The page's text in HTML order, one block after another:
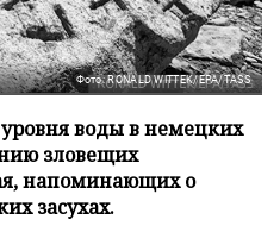
Фото: RONALD WITTEK/EPA/TASS
воды в немецких
зловещих
напоминающих о
засухах.